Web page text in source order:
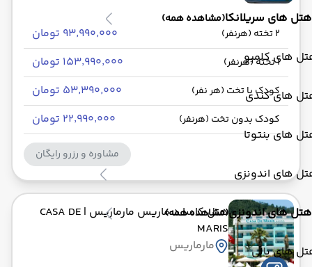
هتل های سریلانکا(مشاهده همه)
های کلمبو
های کندی
های بنتوتا
های اندونزی
هتل های اندونزی(مشاهده همه)
های بالی
2 تخته (هرنفر) ۹۳٬۹۹۰٬۰۰۰ تومان
1 تخته (هرنفر) ۱۵۳٬۹۹۰٬۰۰۰ تومان
کودک با تخت (هر نفر) ۵۳٬۳۹۰٬۰۰۰ تومان
کودک بدون تخت (هرنفر) ۲۲٬۹۹۰٬۰۰۰ تومان
مشاوره و رزرو رایگان
هتل کاسا د ماریس مارماریس | CASA DE
MARIS
مارماریس